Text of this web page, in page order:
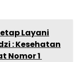
Layani
: Kesehatan
1